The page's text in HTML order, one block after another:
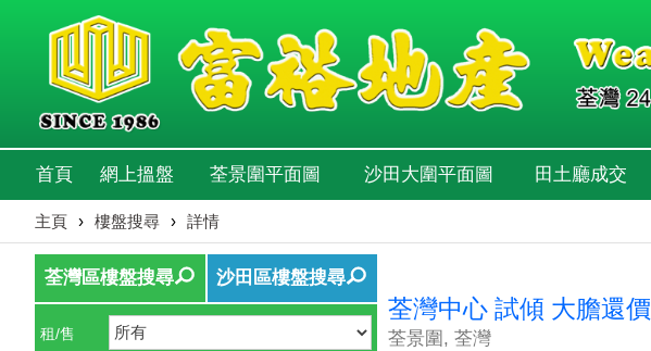
首頁 網上搵盤 荃景圍平面圖 沙田大圍平面圖 田土廳成交
主頁 › 樓盤搜尋 › 詳情
荃灣區樓盤搜尋 沙田區樓盤搜尋
租/售
荃灣中心 試傾 大膽還價
荃景圍, 荃灣